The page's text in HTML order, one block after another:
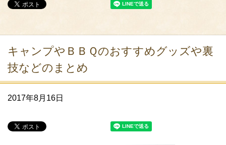
キャンプやＢＢＱのおすすめグッズや裏
技などのまとめ
2017年8月16日